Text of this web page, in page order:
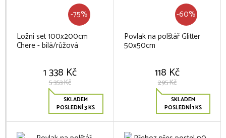
-75%
Ložní set 100x200cm
Chere - bílá/růžová
1 338 Kč
5 353 Kč
SKLADEM
POSLEDNÍ 3 KS
-60%
Povlak na polštář Glitter
50x50cm
118 Kč
295 Kč
SKLADEM
POSLEDNÍ 1 KS